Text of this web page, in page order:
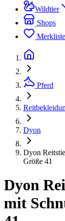
Wildtier
Shops
Merkliste
Pferd
Dyon
Dyon
Größe 41
Dyon
mit